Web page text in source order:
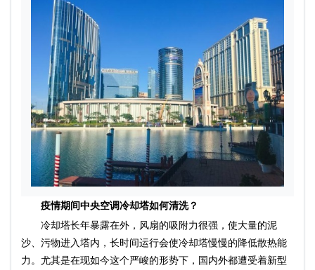
疫情期间中央空调冷却塔如何清洗？
冷却塔长年暴露在外，风扇的吸附力很强，使大量的泥
沙、污物进入塔内，长时间运行会使冷却塔慢慢的降低散热能
力。尤其是在现如今这个严峻的形势下，国内外都遭受着新型